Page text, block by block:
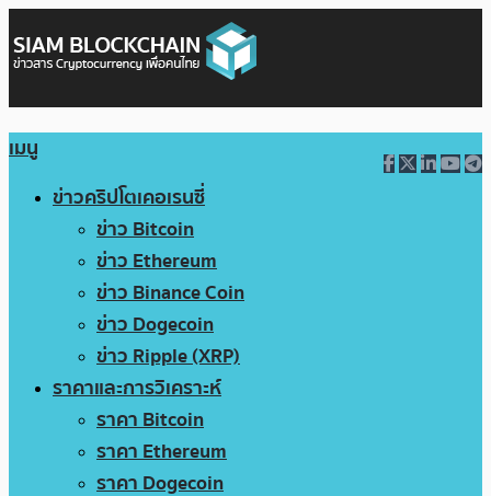
เมนู
ข่าวคริปโตเคอเรนซี่
ข่าว Bitcoin
ข่าว Ethereum
ข่าว Binance Coin
ข่าว Dogecoin
ข่าว Ripple (XRP)
ราคาและการวิเคราะห์
ราคา Bitcoin
ราคา Ethereum
ราคา Dogecoin